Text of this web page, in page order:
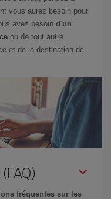
vous aurez besoin pour
avez besoin d'un
ou de tout autre
et de la destination de
fréquentes sur les